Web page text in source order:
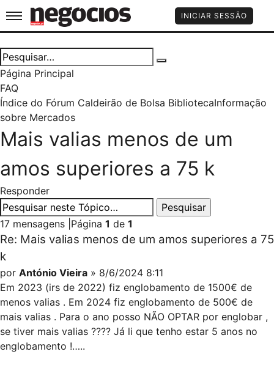
Jornal de Negócios INICIAR SESSÃO
Página Principal
FAQ
Índice do Fórum Caldeirão de Bolsa BibliotecaInformação
sobre Mercados
Mais valias menos de um
amos superiores a 75 k
Responder
17 mensagens Página 1 de 1
Re: Mais valias menos de um amos superiores a 75
k
por António Vieira » 8/6/2024 8:11
Em 2023 (irs de 2022) fiz englobamento de 1500€ de
menos valias . Em 2024 fiz englobamento de 500€ de
mais valias . Para o ano posso NÃO OPTAR por englobar ,
se tiver mais valias ???? Já li que tenho estar 5 anos no
englobamento !…..